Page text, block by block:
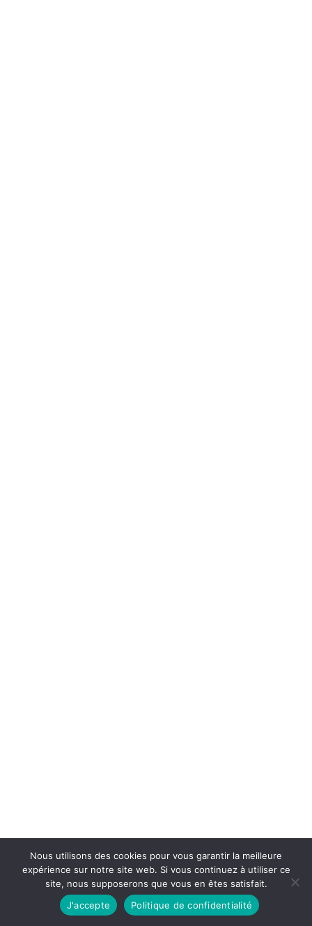
La donation avec réserve d’usufruit ou
Nous utilisons des cookies pour vous garantir la meilleure
expérience sur notre site web. Si vous continuez à utiliser ce
site, nous supposerons que vous en êtes satisfait.
J'accepte
Politique de confidentialité